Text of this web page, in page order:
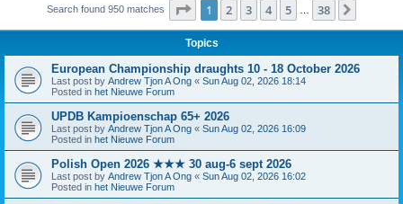
Search found 950 matches Page 1of 38
1 2 3 4 5 … 38
Topics
European Championship draughts 10 - 18 October 2026
Last post by Andrew Tjon A Ong « Sun Aug 02, 2026 18:14
Posted in het Nieuwe Forum
UPDB Kampioenschap 65+ 2026
Last post by Andrew Tjon A Ong « Sun Aug 02, 2026 16:09
Posted in het Nieuwe Forum
Polish Open 2026 ★★★ 30 aug-6 sept 2026
Last post by Andrew Tjon A Ong « Sun Aug 02, 2026 16:02
Posted in het Nieuwe Forum